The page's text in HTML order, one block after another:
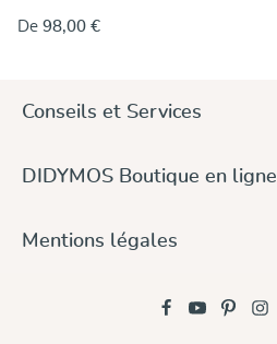
élastique dans la diagonale.
De 98,00 €
Conseils et Services
DIDYMOS Boutique en ligne
Mentions légales